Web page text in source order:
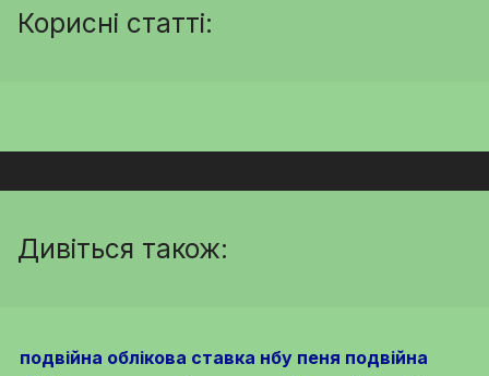
Корисні статті:
Дивіться також:
подвійна облікова ставка нбу пеня подвійна